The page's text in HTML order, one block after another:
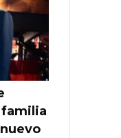
familia